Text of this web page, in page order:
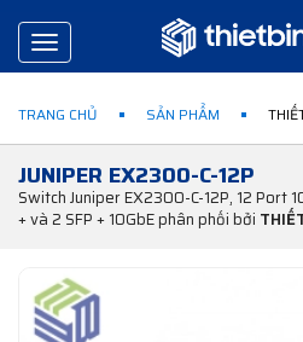
Toggle
navigation
TRANG CHỦ SẢN PHẨM
JUNIPER EX2300-C-12P
Switch Juniper EX2300-C-12P, 12 Port
+ và 2 SFP + 10GbE phân phối bởi